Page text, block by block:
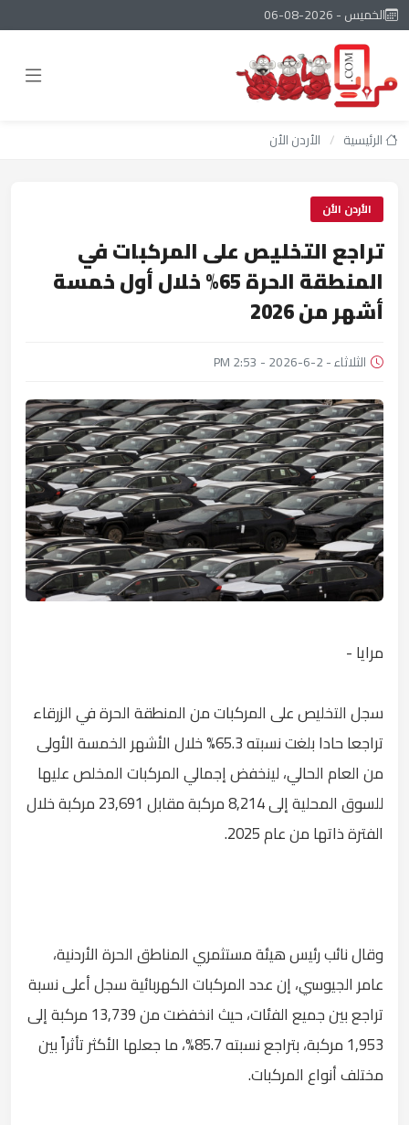
الخميس - 2026-08-06
الرئيسية / الأردن الأن
الأردن الأن
تراجع التخليص على المركبات في
المنطقة الحرة 65% خلال أول خمسة
أشهر من 2026
الثلاثاء - 2-6-2026 - 2:53 PM
مرايا -
سجل التخليص على المركبات من المنطقة الحرة في الزرقاء
تراجعا حادا بلغت نسبته 65.3% خلال الأشهر الخمسة الأولى
من العام الحالي، لينخفض إجمالي المركبات المخلص عليها
للسوق المحلية إلى 8,214 مركبة مقابل 23,691 مركبة خلال
الفترة ذاتها من عام 2025.
وقال نائب رئيس هيئة مستثمري المناطق الحرة الأردنية،
عامر الجيوسي، إن عدد المركبات الكهربائية سجل أعلى نسبة
تراجع بين جميع الفئات، حيث انخفضت من 13,739 مركبة إلى
1,953 مركبة، بتراجع نسبته 85.7%، ما جعلها الأكثر تأثراً بين
مختلف أنواع المركبات.